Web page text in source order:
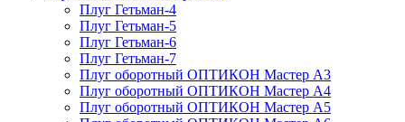
Плуг Гетьман-4
Плуг Гетьман-5
Плуг Гетьман-6
Плуг Гетьман-7
Плуг оборотный ОПТИКОН Мастер А3
Плуг оборотный ОПТИКОН Мастер А4
Плуг оборотный ОПТИКОН Мастер А5